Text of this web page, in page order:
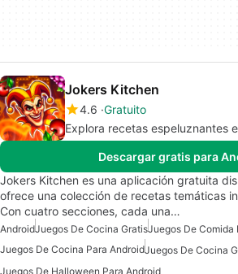
Jokers Kitchen
4.6 Gratuito
Explora recetas espeluznantes
Descargar gratis para
Jokers Kitchen es una aplicación gratuita
ofrece una colección de recetas temáticas
Con cuatro secciones, cada una…
AndroidJuegos De Cocina GratisJuegos De Comida
Juegos De Cocina Para AndroidJuegos De Cocina
Juegos De Halloween Para Android